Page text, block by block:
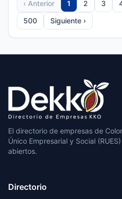
‹ Anterior
1 2 3
500
Siguiente ›
El directorio de empresas de
Único Empresarial y Social
abiertos.
Directorio